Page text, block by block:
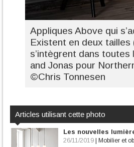
Appliques Above qui
Existent en deux
s’intègrent dans
and Jonas pour
©Chris Tonnesen
Articles utilisant cette photo
Les nouvelles
26/11/2019 Mobilier et